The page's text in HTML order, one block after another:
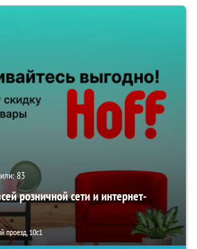
83
розничной сети и интернет-
проезд, 10с1